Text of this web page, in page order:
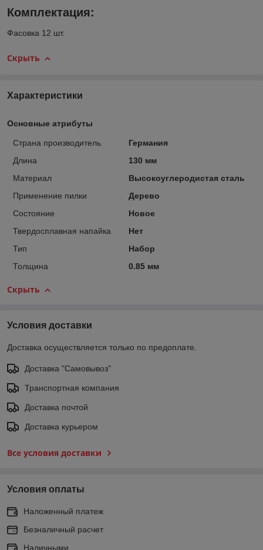
Комплектация:
Фасовка 12 шт.
Скрыть
Характеристики
Основные атрибуты
Страна производитель
Германия
Длина
130 мм
Материал
Высокоуглеродистая сталь
Применение пилки
Дерево
Состояние
Новое
Твердосплавная напайка
Нет
Тип
Набор
Толщина
0.85 мм
Скрыть
Условия доставки
Доставка осуществляется только по предоплате.
Доставка "Самовывоз"
Транспортная компания
Доставка почтой
Доставка курьером
Все условия доставки
Условия оплаты
Наложенный платеж
Безналичный расчет
Наличными